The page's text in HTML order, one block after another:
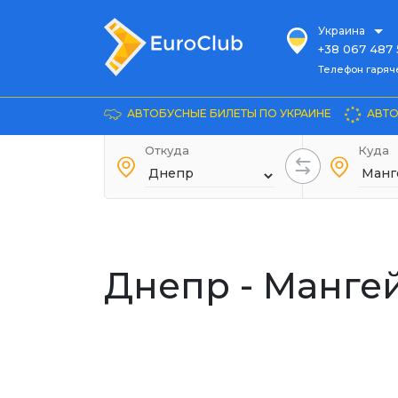
Украина
+38 067 487
Телефон гарячей
Довідка
+38 044 486
+38 067 240
Телефон
АВТОБУСНЫЕ БИЛЕТЫ ПО УКРАИНЕ
Откуда Куда
Днепр -